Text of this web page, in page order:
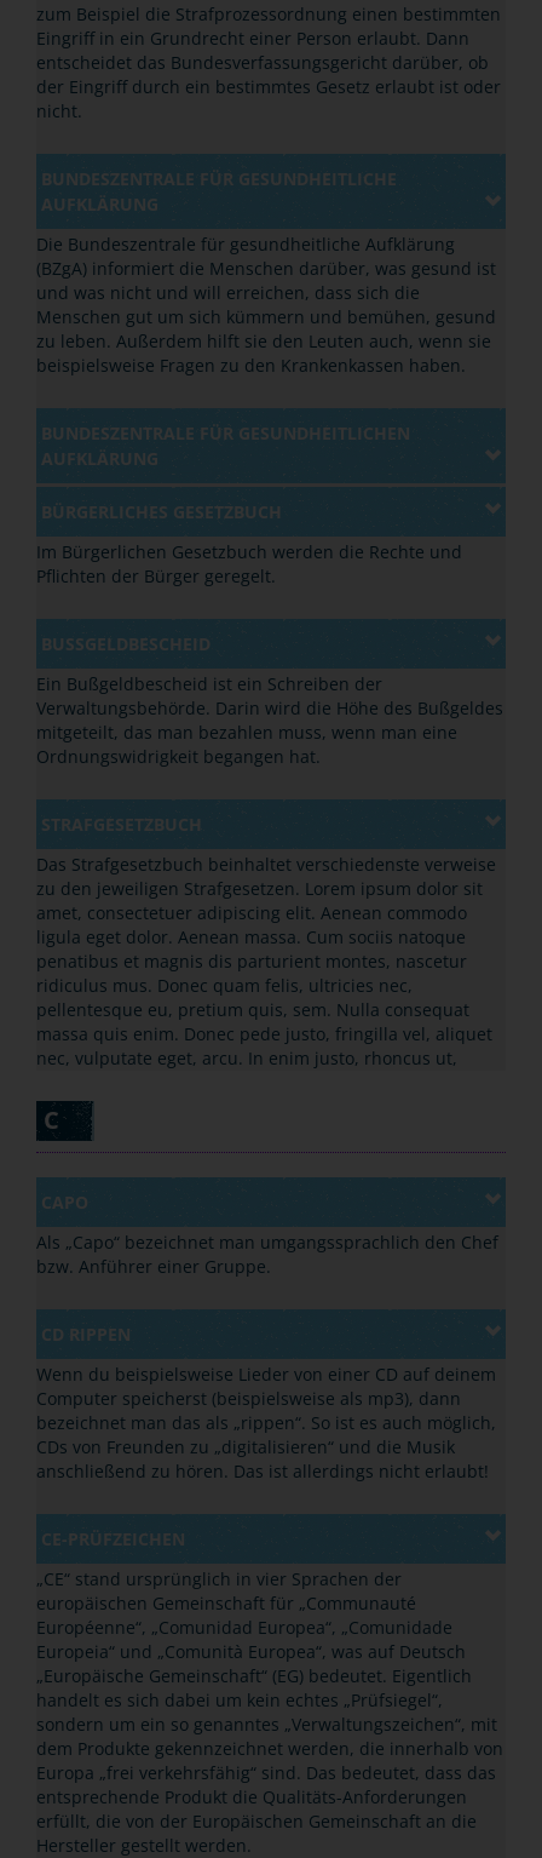
zum Beispiel die Strafprozessordnung einen bestimmten
Eingriff in ein Grundrecht einer Person erlaubt. Dann
entscheidet das Bundesverfassungsgericht darüber, ob
der Eingriff durch ein bestimmtes Gesetz erlaubt ist oder
nicht.
BUNDESZENTRALE FÜR GESUNDHEITLICHE
AUFKLÄRUNG
Die Bundeszentrale für gesundheitliche Aufklärung
(BZgA) informiert die Menschen darüber, was gesund ist
und was nicht und will erreichen, dass sich die
Menschen gut um sich kümmern und bemühen, gesund
zu leben. Außerdem hilft sie den Leuten auch, wenn sie
beispielsweise Fragen zu den Krankenkassen haben.
BUNDESZENTRALE FÜR GESUNDHEITLICHEN
AUFKLÄRUNG
BÜRGERLICHES GESETZBUCH
Im Bürgerlichen Gesetzbuch werden die Rechte und
Pflichten der Bürger geregelt.
BUSSGELDBESCHEID
Ein Bußgeldbescheid ist ein Schreiben der
Verwaltungsbehörde. Darin wird die Höhe des Bußgeldes
mitgeteilt, das man bezahlen muss, wenn man eine
Ordnungswidrigkeit begangen hat.
STRAFGESETZBUCH
Das Strafgesetzbuch beinhaltet verschiedenste verweise
zu den jeweiligen Strafgesetzen. Lorem ipsum dolor sit
amet, consectetuer adipiscing elit. Aenean commodo
ligula eget dolor. Aenean massa. Cum sociis natoque
penatibus et magnis dis parturient montes, nascetur
ridiculus mus. Donec quam felis, ultricies nec,
pellentesque eu, pretium quis, sem. Nulla consequat
massa quis enim. Donec pede justo, fringilla vel, aliquet
nec, vulputate eget, arcu. In enim justo, rhoncus ut,
C
CAPO
Als „Capo“ bezeichnet man umgangssprachlich den Chef
bzw. Anführer einer Gruppe.
CD RIPPEN
Wenn du beispielsweise Lieder von einer CD auf deinem
Computer speicherst (beispielsweise als mp3), dann
bezeichnet man das als „rippen“. So ist es auch möglich,
CDs von Freunden zu „digitalisieren“ und die Musik
anschließend zu hören. Das ist allerdings nicht erlaubt!
CE-PRÜFZEICHEN
„CE“ stand ursprünglich in vier Sprachen der
europäischen Gemeinschaft für „Communauté
Européenne“, „Comunidad Europea“, „Comunidade
Europeia“ und „Comunità Europea“, was auf Deutsch
„Europäische Gemeinschaft“ (EG) bedeutet. Eigentlich
handelt es sich dabei um kein echtes „Prüfsiegel“,
sondern um ein so genanntes „Verwaltungszeichen“, mit
dem Produkte gekennzeichnet werden, die innerhalb von
Europa „frei verkehrsfähig“ sind. Das bedeutet, dass das
entsprechende Produkt die Qualitäts-Anforderungen
erfüllt, die von der Europäischen Gemeinschaft an die
Hersteller gestellt werden.